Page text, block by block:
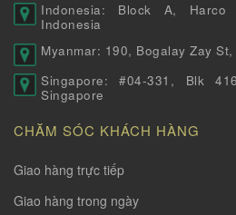
Indonesia: Block A,
Indonesia
Myanmar: 190, Bogalay Zay
Singapore: #04-331, Blk
Singapore
CHĂM SÓC KHÁCH HÀNG
Giao hàng trực tiếp
Giao hàng trong ngày